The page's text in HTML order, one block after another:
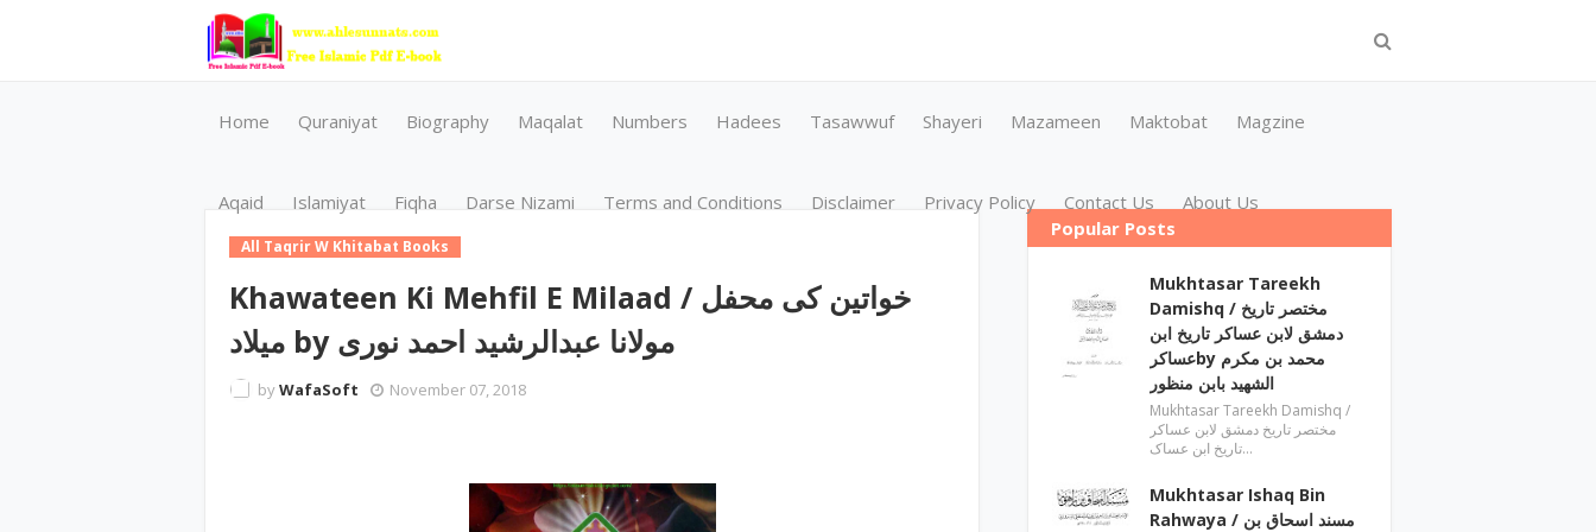
Home Quraniyat Biography Maqalat Numbers Hadees Tasawwuf Shayeri Mazameen Maktobat Magzine
Aqaid Islamiyat Fiqha Darse Nizami Terms and Conditions Disclaimer Privacy Policy Contact Us About Us
All Taqrir W Khitabat Books
Khawateen Ki Mehfil E Milaad / خواتین کی محفل
میلاد by مولانا عبدالرشید احمد نوری
byWafaSoft November 07, 2018
Popular Posts
Mukhtasar Tareekh
Damishq ‎/ مختصر تاریخ
دمشق لابن عساکر تاریخ ابن
عساکرby ‎محمد بن مکرم
الشھید بابن منظور
Mukhtasar Tareekh Damishq ‎/
مختصر تاریخ دمشق لابن عساکر
تاریخ ابن عساک…
Mukhtasar Ishaq Bin
Rahwaya ‎/ مسند اسحاق بن